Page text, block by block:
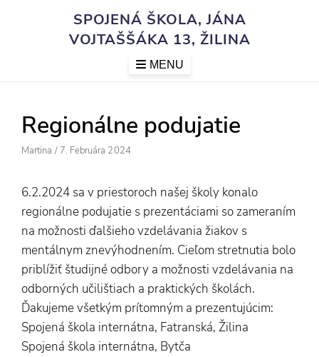
SPOJENÁ ŠKOLA, JÁNA
VOJTAŠŠÁKA 13, ŽILINA
MENU
Regionálne podujatie
Author
Martina / Posted
7. Februára 2024
6.2.2024 sa v priestoroch našej školy konalo
regionálne podujatie s prezentáciami so zameraním
na možnosti ďalšieho vzdelávania žiakov s
mentálnym znevýhodnením. Cieľom stretnutia bolo
priblížiť študijné odbory a možnosti vzdelávania na
odborných učilištiach a praktických školách.
Ďakujeme všetkým prítomným a prezentujúcim:
Spojená škola internátna, Fatranská, Žilina
Spojená škola internátna, Bytča